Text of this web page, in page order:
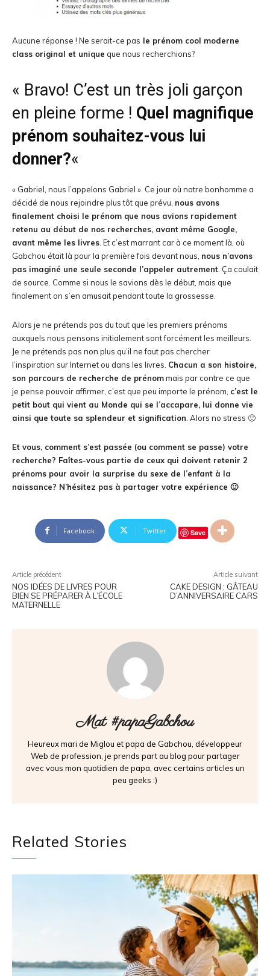
Aucune réponse ! Ne serait-ce pas le prénom cool moderne
class original et unique que nous recherchions?
« Bravo! C’est un très joli garçon
en pleine forme ! Quel magnifique
prénom souhaitez-vous lui
donner?«
« Gabriel, nous l’appelons Gabriel ». Ce jour où notre bonhomme a
décidé de nous rejoindre plus tôt que prévu, nous avons
finalement choisi le prénom que nous avions rapidement
retenu au début de nos recherches, avant même Google,
avant même les livres . Et c’est marrant car à ce moment là, où
Gabchou était là pour la première fois devant nous, nous n’avons
pas imaginé une seule seconde l’appeler autrement . Ça coulait
de source. Comme si nous le savions dès le début, mais que
finalement on s’en amusait pendant toute la grossesse.
Alors je ne prétends pas du tout que les premiers prénoms
auxquels nous pensons initialement sont forcément les meilleurs.
Je ne prétends pas non plus qu’il ne faut pas chercher
l’inspiration sur Internet ou dans les livres. Chacun a son histoire,
son parcours de recherche de prénommais par contre ce que
je pense pouvoir affirmer, c’est que peu importe le prénom, c’est le
petit bout qui vient au Monde qui se l’accapare, lui donne vie
ainsi que toute sa splendeur et signification . Alors no stress 🙂
Et vous, comment s’est passée (ou comment se passe) votre
recherche? Faîtes-vous partie de ceux qui doivent retenir 2
prénoms pour avoir la surprise du sexe de l’enfant à la
naissance? N’hésitez pas à partager votre expérience 🙂
Facebook Twitter Save
Article précédent
NOS IDÉES DE LIVRES POUR
BIEN SE PRÉPARER À L’ÉCOLE
MATERNELLE
Article suivant
CAKE DESIGN : GÂTEAU
D’ANNIVERSAIRE CARS
Mat #papaGabchou
Heureux mari de Miglou et papa de Gabchou, développeur
Web de profession, je prends part au blog pour partager
avec vous mon quotidien de papa, avec certains articles un
peu geeks :)
Related Stories